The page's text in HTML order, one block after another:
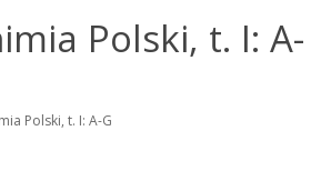
Polski, t. I: A-
Polski, t. I: A-G